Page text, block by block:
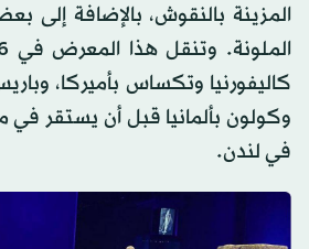
المزينة بالنقوش، بالإضافة إلى
كاليفورنيا وتكساس بأميركا،
وكولون بألمانيا قبل أن يستقر في
في لندن.